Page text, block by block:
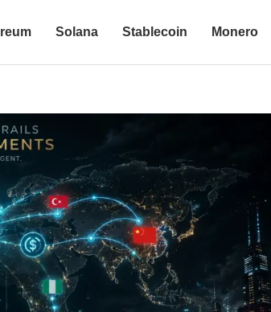
Solana Stablecoin Monero